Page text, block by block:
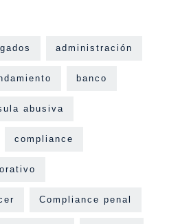
administración
banco
abusiva
compliance
Compliance penal